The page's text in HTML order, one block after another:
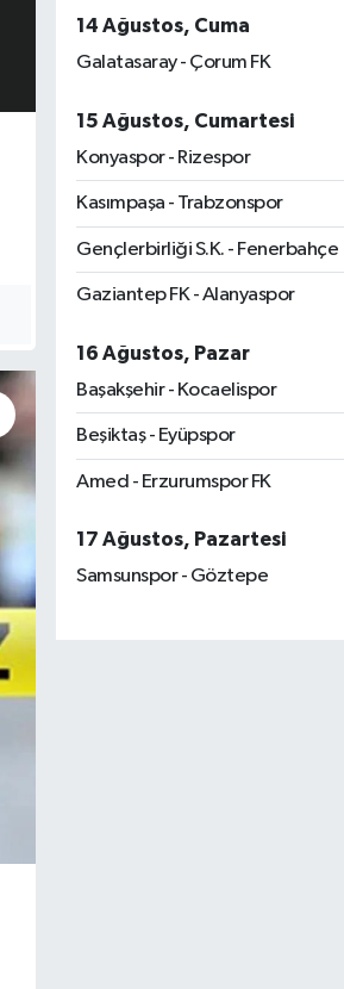
14 Ağustos, Cuma
Galatasaray - Çorum FK
15 Ağustos, Cumartesi
Konyaspor - Rizespor
Kasımpaşa - Trabzonspor
Gençlerbirliği S.K. - Fenerbahçe
Gaziantep FK - Alanyaspor
16 Ağustos, Pazar
Başakşehir - Kocaelispor
Beşiktaş - Eyüpspor
Amed - Erzurumspor FK
17 Ağustos, Pazartesi
Samsunspor - Göztepe